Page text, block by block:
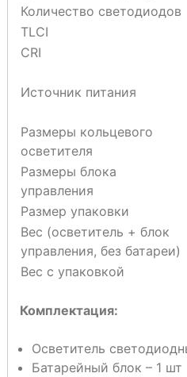
Количество светодиодов
TLCI
CRI
Источник питания
Размеры кольцевого
осветителя
Размеры блока
управления
Размер упаковки
Вес (осветитель + блок
управления, без батареи)
Вес с упаковкой
Комплектация:
Осветитель
Батарейный блок – 1 шт